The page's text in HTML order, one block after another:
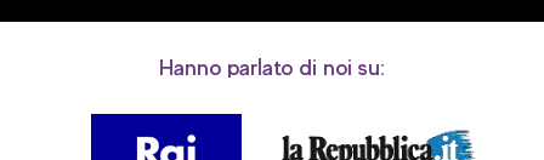
Hanno parlato di noi su: